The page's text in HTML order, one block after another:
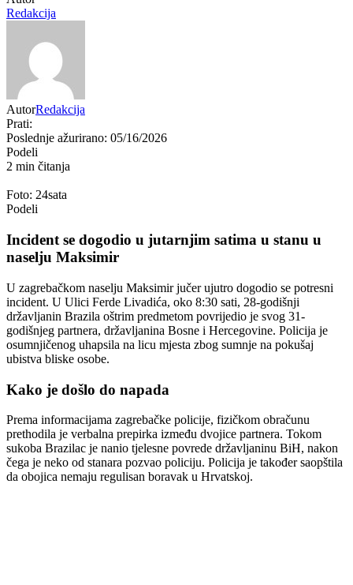
Redakcija
AutorRedakcija
Prati:
Poslednje ažurirano: 05/16/2026
Podeli
2 min čitanja
Foto: 24sata
Podeli
Incident se dogodio u jutarnjim satima u stanu u
naselju Maksimir
U zagrebačkom naselju Maksimir jučer ujutro dogodio se potresni
incident. U Ulici Ferde Livadića, oko 8:30 sati, 28-godišnji
državljanin Brazila oštrim predmetom povrijedio je svog 31-
godišnjeg partnera, državljanina Bosne i Hercegovine. Policija je
osumnjičenog uhapsila na licu mjesta zbog sumnje na pokušaj
ubistva bliske osobe.
Kako je došlo do napada
Prema informacijama zagrebačke policije, fizičkom obračunu
prethodila je verbalna prepirka između dvojice partnera. Tokom
sukoba Brazilac je nanio tjelesne povrede državljaninu BiH, nakon
čega je neko od stanara pozvao policiju. Policija je također saopštila
da obojica nemaju regulisan boravak u Hrvatskoj.